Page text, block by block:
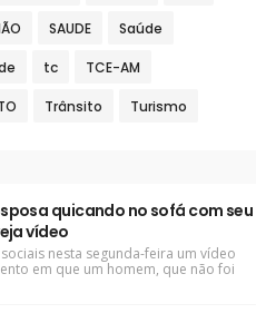
SAUDE Saúde
tc TCE-AM
Trânsito Turismo
quicando no sofá com seu
vídeo
nesta segunda-feira um vídeo
em que um homem, que não foi